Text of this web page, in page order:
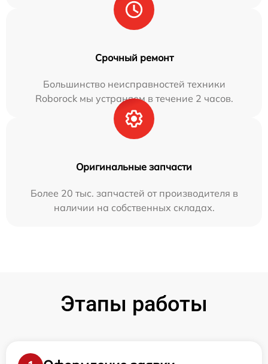
Срочный ремонт
Большинство неисправностей техники
Roborock мы устраняем в течение 2 часов.
Оригинальные запчасти
Более 20 тыс. запчастей от производителя в
наличии на собственных складах.
Этапы работы